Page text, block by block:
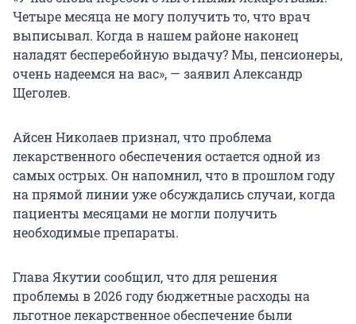
Четыре месяца не могу получить то, что врач
выписывал. Когда в нашем районе наконец
наладят бесперебойную выдачу? Мы, пенсионеры,
очень надеемся на вас», — заявил Александр
Щеголев.
Айсен Николаев признал, что проблема
лекарственного обеспечения остается одной из
самых острых. Он напомнил, что в прошлом году
на прямой линии уже обсуждались случаи, когда
пациенты месяцами не могли получить
необходимые препараты.
Глава Якутии сообщил, что для решения
проблемы в 2026 году бюджетные расходы на
льготное лекарственное обеспечение были